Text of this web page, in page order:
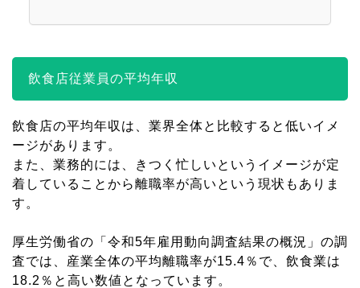
飲食店従業員の平均年収
飲食店の平均年収は、業界全体と比較すると低いイメ
ージがあります。
また、業務的には、きつく忙しいというイメージが定
着していることから離職率が高いという現状もありま
す。
厚生労働省の「令和5年雇用動向調査結果の概況」の調
査では、産業全体の平均離職率が15.4％で、飲食業は
18.2％と高い数値となっています。